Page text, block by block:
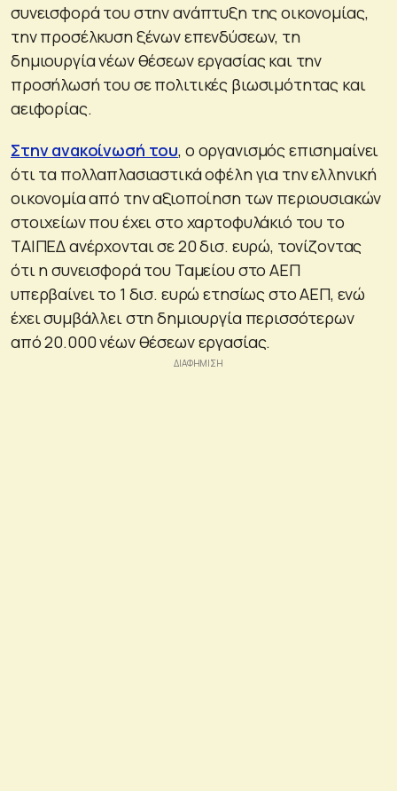
συνεισφορά του στην ανάπτυξη της οικονομίας,
την προσέλκυση ξένων επενδύσεων, τη
δημιουργία νέων θέσεων εργασίας και την
προσήλωσή του σε πολιτικές βιωσιμότητας και
αειφορίας.
Στην ανακοίνωσή του, ο οργανισμός επισημαίνει
ότι τα πολλαπλασιαστικά οφέλη για την ελληνική
οικονομία από την αξιοποίηση των περιουσιακών
στοιχείων που έχει στο χαρτοφυλάκιό του το
ΤΑΙΠΕΔ ανέρχονται σε 20 δισ. ευρώ, τονίζοντας
ότι η συνεισφορά του Ταμείου στο ΑΕΠ
υπερβαίνει το 1 δισ. ευρώ ετησίως στο ΑΕΠ, ενώ
έχει συμβάλλει στη δημιουργία περισσότερων
από 20.000 νέων θέσεων εργασίας.